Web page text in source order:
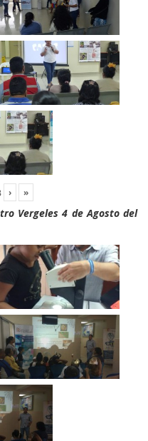
› »
Vergeles 4 de Agosto del